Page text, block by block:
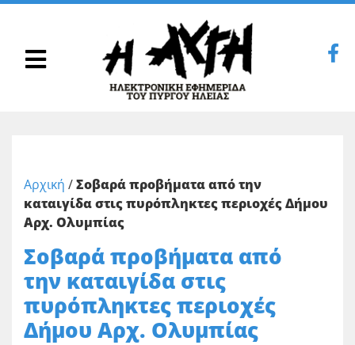
Αρχική /Σοβαρά προβήματα από την
καταιγίδα στις πυρόπληκτες περιοχές Δήμου
Αρχ. Ολυμπίας
Σοβαρά προβήματα από
την καταιγίδα στις
πυρόπληκτες περιοχές
Δήμου Αρχ. Ολυμπίας